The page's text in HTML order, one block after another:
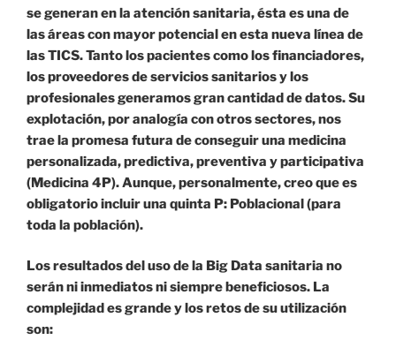
se generan en la atención sanitaria, ésta es una de
las áreas con mayor potencial en esta nueva línea de
las TICS. Tanto los pacientes como los financiadores,
los proveedores de servicios sanitarios y los
profesionales generamos gran cantidad de datos. Su
explotación, por analogía con otros sectores, nos
trae la promesa futura de conseguir una medicina
personalizada, predictiva, preventiva y participativa
(Medicina 4P). Aunque, personalmente, creo que es
obligatorio incluir una quinta P: Poblacional (para
toda la población).
Los resultados del uso de la Big Data sanitaria no
serán ni inmediatos ni siempre beneficiosos. La
complejidad es grande y los retos de su utilización
son: